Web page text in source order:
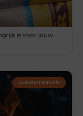
is voor jouw
AANBIEDINGEN